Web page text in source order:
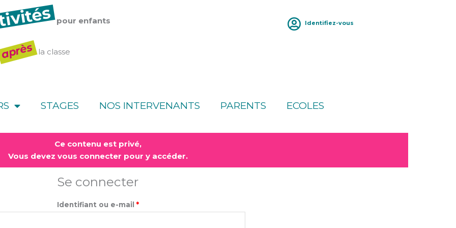
pour enfants
après la classe
Identifiez-vous
STAGES NOS INTERVENANTS PARENTS ECOLES
Ce contenu est privé,
Vous devez vous connecter pour y accéder.
Se connecter
Identifiant ou e-mail *
Obligatoire